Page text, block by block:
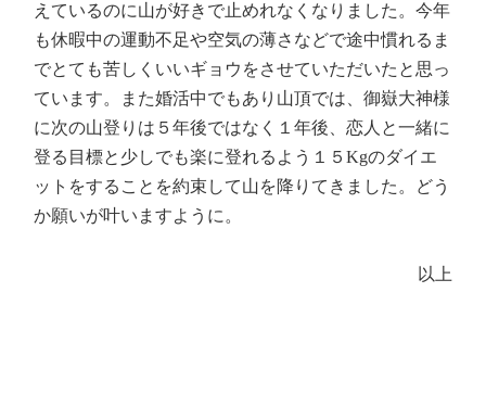
えているのに山が好きで止めれなくなりました。今年
も休暇中の運動不足や空気の薄さなどで途中慣れるま
でとても苦しくいいギョウをさせていただいたと思っ
ています。また婚活中でもあり山頂では、御嶽大神様
に次の山登りは５年後ではなく１年後、恋人と一緒に
登る目標と少しでも楽に登れるよう１５Kgのダイエ
ットをすることを約束して山を降りてきました。どう
か願いが叶いますように。
以上